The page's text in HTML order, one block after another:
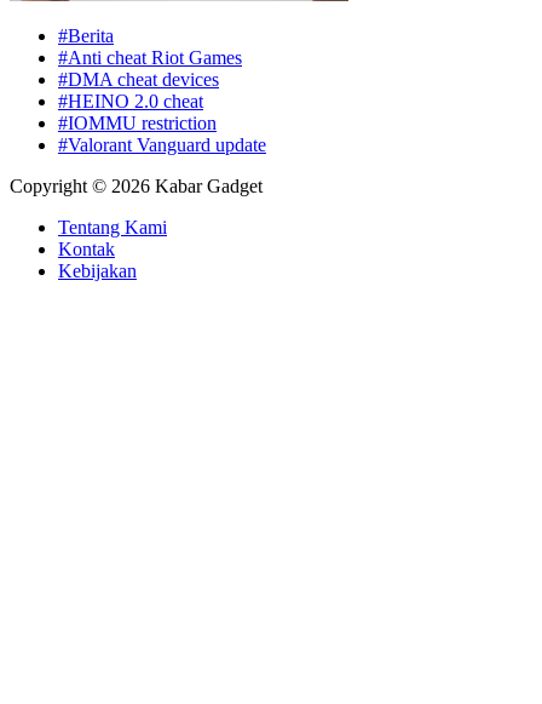
#Berita
#Anti cheat Riot Games
#DMA cheat devices
#HEINO 2.0 cheat
#IOMMU restriction
#Valorant Vanguard update
Copyright © 2026 Kabar Gadget
Tentang Kami
Kontak
Kebijakan